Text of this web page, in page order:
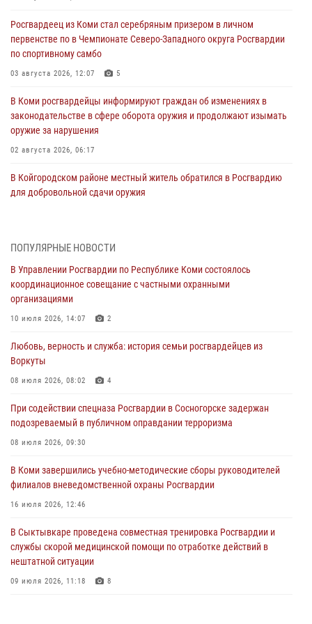
Росгвардеец из Коми стал серебряным призером в личном
первенстве по в Чемпионате Северо-Западного округа Росгвардии
по спортивному самбо
03 августа 2026, 12:07 5
В Коми росгвардейцы информируют граждан об изменениях в
законодательстве в сфере оборота оружия и продолжают изымать
оружие за нарушения
02 августа 2026, 06:17
В Койгородском районе местный житель обратился в Росгвардию
для добровольной сдачи оружия
Росгвардии по Республике Коми лично проверил ДОЛ «Орленок»
31 июля 2026, 06:57 8
В Усинске росгвардейцы оперативно отработали план «Квартал»
30 июля 2026, 13:53
В Санкт-Петербурге прошел окружной этап ежегодного
Всероссийского конкурса профессионального мастерства среди
сотрудников вневедомственной охраны Росгвардии
В Сыктывкаре росгвардейцы приняли участие в молебне в рамках
Дня Крещения Руси и Дня святого равноапостольного князя
28 июля 2026, 13:32 8
В Коми за неделю росгвардейцами выявлено более 10
деятельности
26 июля 2026, 06:48
ПОПУЛЯРНЫЕ НОВОСТИ
В Управлении Росгвардии по Республике Коми состоялось
координационное совещание с частными охранными
организациями
10 июля 2026, 14:07 2
Любовь, верность и служба: история семьи росгвардейцев из
Воркуты
08 июля 2026, 08:02 4
При содействии спецназа Росгвардии в Сосногорске задержан
подозреваемый в публичном оправдании терроризма
08 июля 2026, 09:30
В Коми завершились учебно-методические сборы руководителей
филиалов вневедомственной охраны Росгвардии
16 июля 2026, 12:46
В Сыктывкаре проведена совместная тренировка Росгвардии и
службы скорой медицинской помощи по отработке действий в
нештатной ситуации
09 июля 2026, 11:18 8